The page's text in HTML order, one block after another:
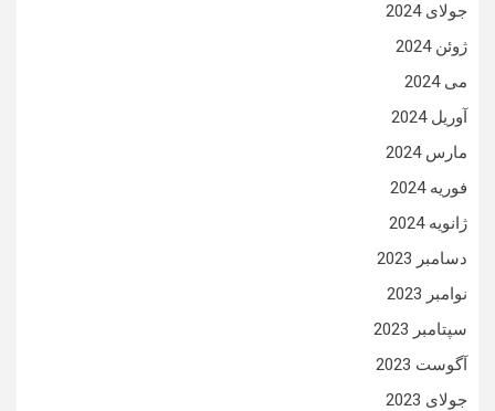
جولای 2024
ژوئن 2024
می 2024
آوریل 2024
مارس 2024
فوریه 2024
ژانویه 2024
دسامبر 2023
نوامبر 2023
سپتامبر 2023
آگوست 2023
جولای 2023